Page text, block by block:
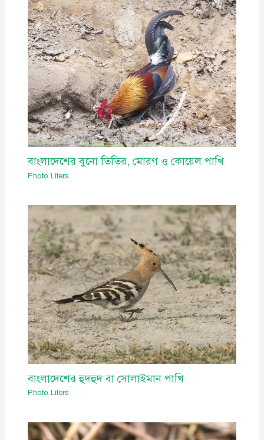
বাংলাদেশের বুনো তিতির, মোরগ ও কোয়েল পাখি
Photo Lifers
বাংলাদেশের হুদহুদ বা সোলাইমান পাখি
Photo Lifers